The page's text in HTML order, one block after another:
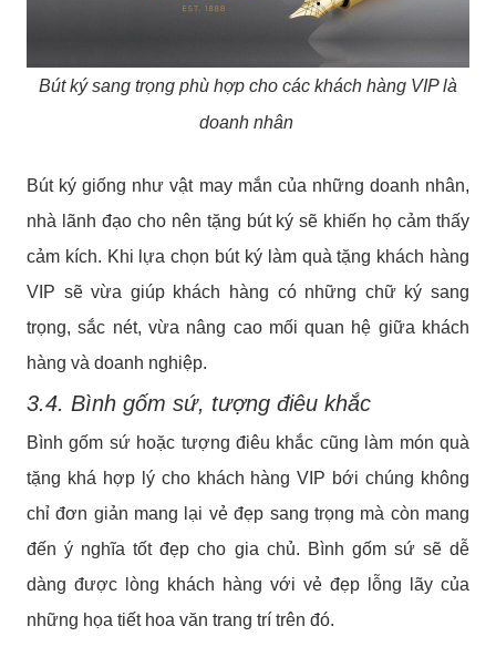
Bút ký sang trọng phù hợp cho các khách hàng VIP là
doanh nhân
Bút ký giống như vật may mắn của những doanh nhân,
nhà lãnh đạo cho nên tặng bút ký sẽ khiến họ cảm thấy
cảm kích. Khi lựa chọn bút ký làm quà tặng khách hàng
VIP sẽ vừa giúp khách hàng có những chữ ký sang
trọng, sắc nét, vừa nâng cao mối quan hệ giữa khách
hàng và doanh nghiệp.
3.4. Bình gốm sứ, tượng điêu khắc
Bình gốm sứ hoặc tượng điêu khắc cũng làm món quà
tặng khá hợp lý cho khách hàng VIP bới chúng không
chỉ đơn giản mang lại vẻ đẹp sang trọng mà còn mang
đến ý nghĩa tốt đẹp cho gia chủ. Bình gốm sứ sẽ dễ
dàng được lòng khách hàng với vẻ đẹp lỗng lãy của
những họa tiết hoa văn trang trí trên đó.